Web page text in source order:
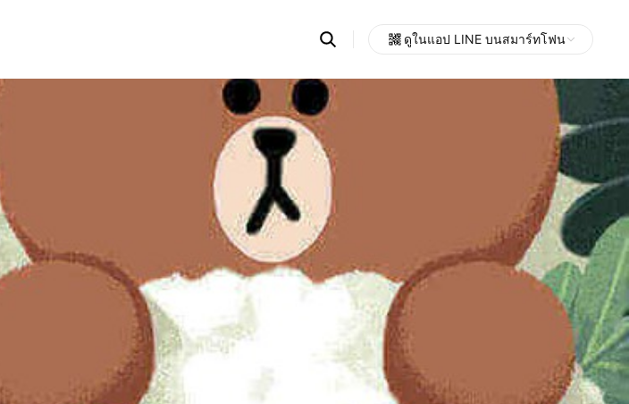
Search
OpenChats
messages
search
area
ดูในแอป LINE บนสมาร์ทโฟน